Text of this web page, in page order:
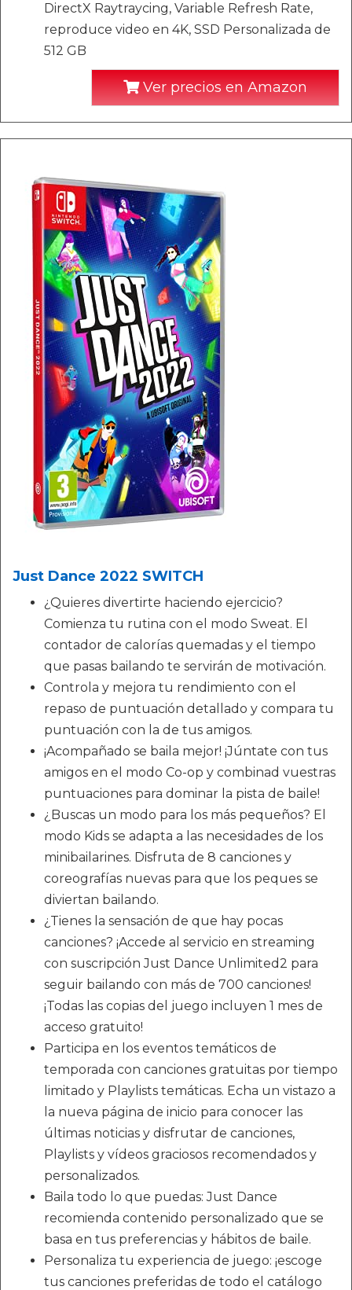
DirectX Raytraycing, Variable Refresh Rate,
reproduce video en 4K, SSD Personalizada de
512 GB
Ver precios en Amazon
Just Dance 2022 SWITCH
¿Quieres divertirte haciendo ejercicio?
Comienza tu rutina con el modo Sweat. El
contador de calorías quemadas y el tiempo
que pasas bailando te servirán de motivación.
Controla y mejora tu rendimiento con el
repaso de puntuación detallado y compara tu
puntuación con la de tus amigos.
¡Acompañado se baila mejor! ¡Júntate con tus
amigos en el modo Co-op y combinad vuestras
puntuaciones para dominar la pista de baile!
¿Buscas un modo para los más pequeños? El
modo Kids se adapta a las necesidades de los
minibailarines. Disfruta de 8 canciones y
coreografías nuevas para que los peques se
diviertan bailando.
¿Tienes la sensación de que hay pocas
canciones? ¡Accede al servicio en streaming
con suscripción Just Dance Unlimited2 para
seguir bailando con más de 700 canciones!
¡Todas las copias del juego incluyen 1 mes de
acceso gratuito!
Participa en los eventos temáticos de
temporada con canciones gratuitas por tiempo
limitado y Playlists temáticas. Echa un vistazo a
la nueva página de inicio para conocer las
últimas noticias y disfrutar de canciones,
Playlists y vídeos graciosos recomendados y
personalizados.
Baila todo lo que puedas: Just Dance
recomienda contenido personalizado que se
basa en tus preferencias y hábitos de baile.
Personaliza tu experiencia de juego: ¡escoge
tus canciones preferidas de todo el catálogo